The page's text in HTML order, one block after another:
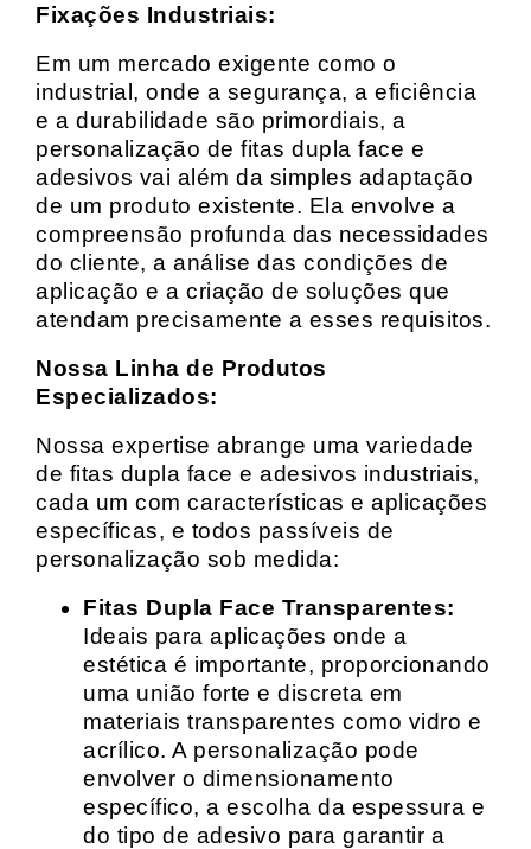
Fixações Industriais:
Em um mercado exigente como o
industrial, onde a segurança, a eficiência
e a durabilidade são primordiais, a
personalização de fitas dupla face e
adesivos vai além da simples adaptação
de um produto existente. Ela envolve a
compreensão profunda das necessidades
do cliente, a análise das condições de
aplicação e a criação de soluções que
atendam precisamente a esses requisitos.
Nossa Linha de Produtos
Especializados:
Nossa expertise abrange uma variedade
de fitas dupla face e adesivos industriais,
cada um com características e aplicações
específicas, e todos passíveis de
personalização sob medida:
Fitas Dupla Face Transparentes:
Ideais para aplicações onde a
estética é importante, proporcionando
uma união forte e discreta em
materiais transparentes como vidro e
acrílico. A personalização pode
envolver o dimensionamento
específico, a escolha da espessura e
do tipo de adesivo para garantir a